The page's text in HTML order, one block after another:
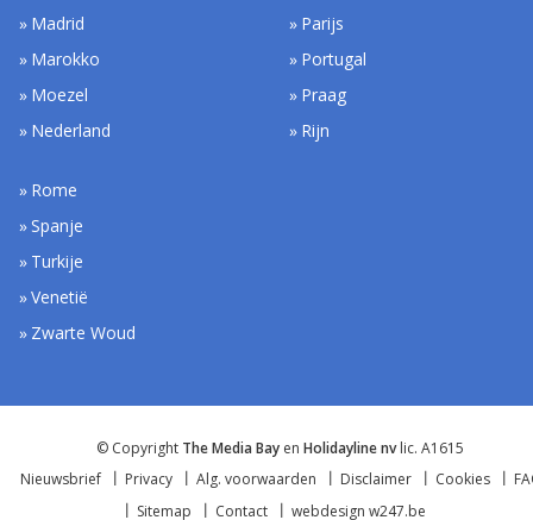
Madrid
Marokko
Moezel
Nederland
Parijs
Portugal
Praag
Rijn
Rome
Spanje
Turkije
Venetië
Zwarte Woud
© Copyright The Media Bay en Holidayline nvlic. A1615
Nieuwsbrief
Privacy Alg. voorwaarden Disclaimer Cookies
Sitemap
Contact webdesign w247.be